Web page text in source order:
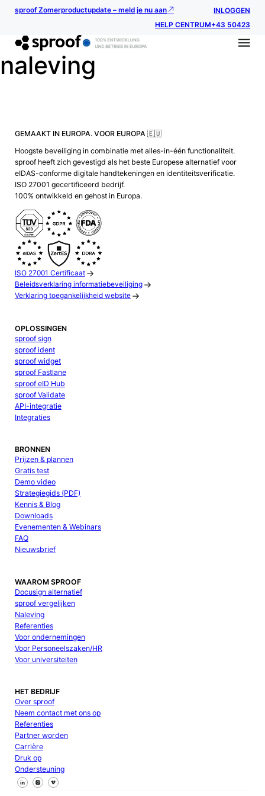
sproof Zomerproductupdate – meld je nu aan
INLOGGEN
HELP CENTRUM+43 50423
naleving
GEMAAKT IN EUROPA. VOOR EUROPA 🇪🇺
Hoogste beveiliging in combinatie met alles-in-één functionaliteit.
sproof heeft zich gevestigd als het beste Europese alternatief voor
eIDAS-conforme digitale handtekeningen en identiteitsverificatie.
ISO 27001 gecertificeerd bedrijf.
100% ontwikkeld en gehost in Europa.
ISO 27001 Certificaat
Beleidsverklaring informatiebeveiliging
Verklaring toegankelijkheid website
OPLOSSINGEN
sproof sign
sproof ident
sproof widget
sproof Fastlane
sproof eID Hub
sproof Validate
API-integratie
Integraties
BRONNEN
Prijzen & plannen
Gratis test
Demo video
Strategiegids (PDF)
Kennis & Blog
Downloads
Evenementen & Webinars
FAQ
Nieuwsbrief
WAAROM SPROOF
Docusign alternatief
sproof vergelijken
Naleving
Referenties
Voor ondernemingen
Voor Personeelszaken/HR
Voor universiteiten
HET BEDRIJF
Over sproof
Neem contact met ons op
Referenties
Partner worden
Carrière
Druk op
Ondersteuning
Volg ons op Facebook
Volg ons op X
Volg ons op LinkedIn